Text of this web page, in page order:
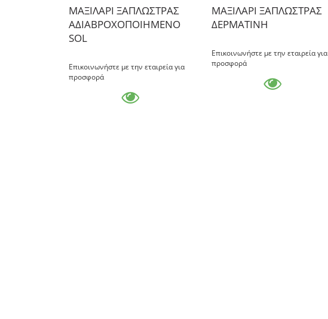
ΜΑΞΙΛΑΡΙ ΞΑΠΛΩΣΤΡΑΣ
ΑΔΙΑΒΡΟΧΟΠΟΙΗΜΕΝΟ
SOL
Επικοινωνήστε με την εταιρεία για
προσφορά
ΜΑΞΙΛΑΡΙ ΞΑΠΛΩΣΤΡΑΣ
ΔΕΡΜΑΤΙΝΗ
Επικοινωνήστε με την εταιρεία για
προσφορά